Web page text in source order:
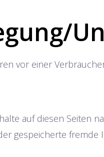
vor einer
auf diesen Seiten
gespeicherte